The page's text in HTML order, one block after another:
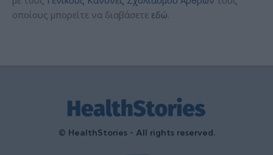
οποίους μπορείτε να διαβάσετε εδώ.
© HealthStories - All rights reserved.